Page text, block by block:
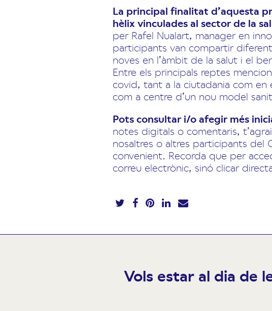
La principal finalitat d’aquesta
hèlix vinculades al sector de la
per Rafel Nualart, manager en
participants van compartir
noves en l’àmbit de la salut i el
Entre els principals reptes
covid, tant a la ciutadania com en
com a centre d’un nou model
Pots consultar i/o afegir més
notes digitals o comentaris,
nosaltres o altres participants del
convenient. Recorda que per
correu electrònic, sinó clicar
Vols estar al dia de